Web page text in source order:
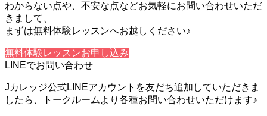
わからない点や、不安な点などお気軽にお問い合わせいただ
きまして、
まずは無料体験レッスンへお越しください♪
無料体験レッスンお申し込み
LINEでお問い合わせ
Jカレッジ公式LINEアカウントを友だち追加していただきま
したら、トークルームより各種お問い合わせいただけます♪